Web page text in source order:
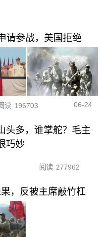
请参战，美国拒绝
读 196703 06-24
头多，谁掌舵？毛主
巧妙
阅读 277962
，反被主席敲竹杠